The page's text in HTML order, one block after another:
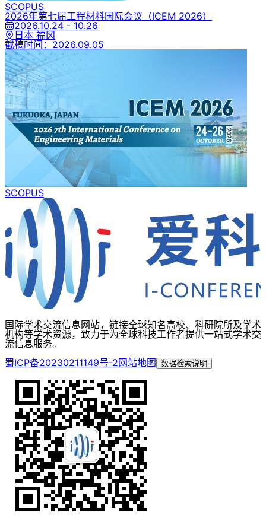
SCOPUS
2026年第七届工程材料国际会议 （ICEM 2026）
2026.10.24 - 10.26
日本 福冈
截稿时间： 2026.09.05
SCOPUS
国际学术交流信息网站，链接全球知名高校、科研院所及学术
机构等学术资源，致力于为全球科技工作者提供一站式学术交
流信息服务。
蜀ICP备20230211149号-2网站地图 数据检索说明